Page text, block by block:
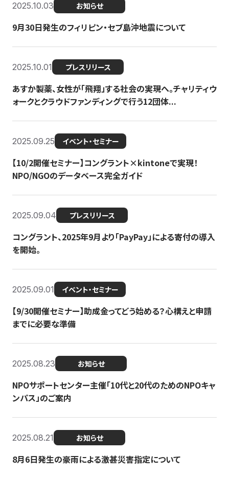
2025.10.03 お知らせ
9月30日発生のフィリピン・セブ島沖地震について
2025.10.01 プレスリリース
あすか製薬、女性が「飛翔」する社会の実現へ。チャリティウ
ォークとクラウドファンディングで行う12団体...
2025.09.25 イベント・セミナー
【10/2開催セミナー】コングラント×kintoneで実現！
NPO/NGOのデータベース完全ガイド
2025.09.04 プレスリリース
コングラント、2025年9月より「PayPay」による寄付の導入
を開始。
2025.09.01 イベント・セミナー
【9/30開催セミナー】助成金ってどう始める？心構えと申請
までに必要な準備
2025.08.23 お知らせ
NPOサポートセンター主催「10代と20代のためのNPOキャ
ンパス」のご案内
2025.08.21 お知らせ
8月6日発生の豪雨による激甚災害指定について